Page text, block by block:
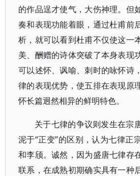
的作品逞才使气，大伤神理。但
奏和表现功能着眼，通过杜甫前
析，就可以看到杜甫不仅使这一
美、酬赠的诗体突破了本身表现
可以述怀、讽喻、刺时的咏怀诗
律的表现优势，使五排在表现原
怀长篇迥然相异的鲜明特色。
关于七律的争议则发生在宗
泥于“正变”的区别，认为七律正
和李颀。诚然，因为盛唐七律存
联系，在成熟初期确实具有一种